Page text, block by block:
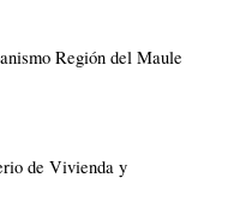
Región del Maule
de Vivienda y